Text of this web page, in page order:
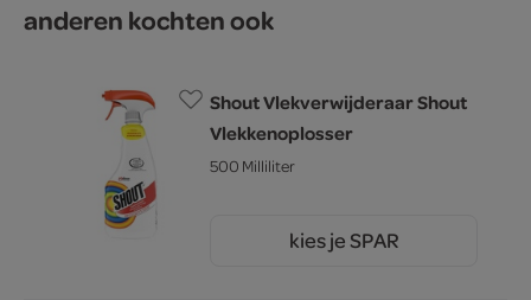
anderen kochten ook
Shout Vlekverwijderaar Shout
Vlekkenoplosser
500 Milliliter
kies je SPAR